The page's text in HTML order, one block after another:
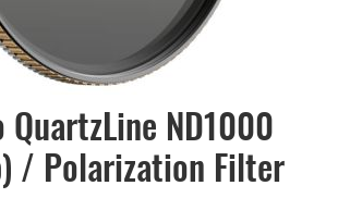
QuartzLine ND1000
/ Polarization Filter